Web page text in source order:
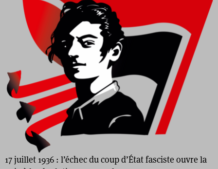
17 juillet 1936 : l’échec du coup d’État fasciste ouvre la